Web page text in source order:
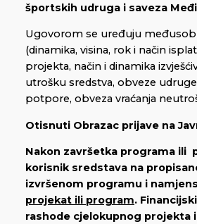
športskih udruga i saveza
Ugovorom se uređuju
(dinamika, visina, rok i način
projekta, način i dinamika
utrošku sredstva, obveze
potpore, obveza vraćanja
Otisnuti Obrazac prijave na
Nakon završetka programa ili
korisnik sredstava na
izvršenom programu i
projekat ili program.
rashode cjelokupnog projekta